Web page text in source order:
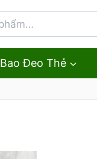
Bao Đeo Thẻ